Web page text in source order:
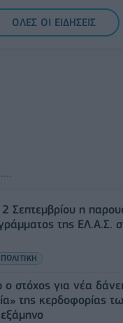
λύση στο
- Τέλος στις
ΟΛΕΣ ΟΙ ΕΙΔΗΣΕΙΣ
2 Σεπτεμβρίου η
της ΕΛ.Α.Σ.
ΠΟΛΙΤΙΚΗ
στόχος για νέα
της κερδοφορίας